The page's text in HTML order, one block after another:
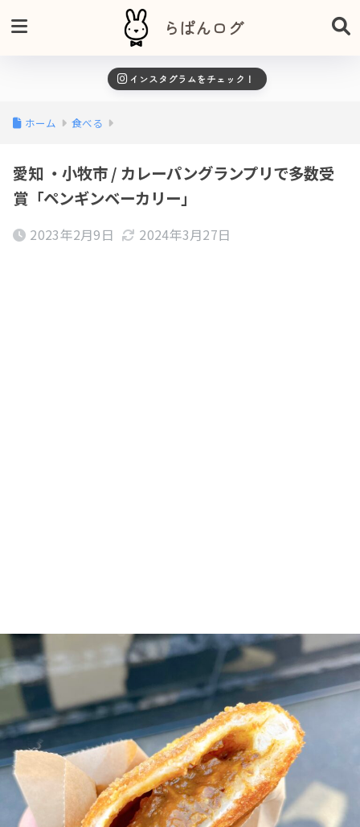
らぱんログ
インスタグラムをチェック！
ホーム 食べる
愛知 ・小牧市 / カレーパングランプリで多数受
賞「ペンギンベーカリー」
2023年2月9日 2024年3月27日